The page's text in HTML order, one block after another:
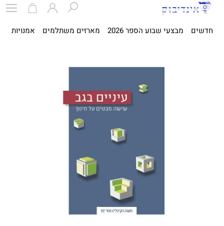
חדשים מבצעי שבוע הספר 2026 מארזים משתלמים אמנויות